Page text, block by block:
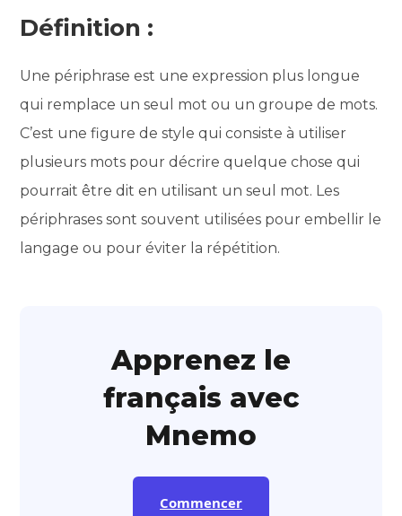
Définition :
Une périphrase est une expression plus longue
qui remplace un seul mot ou un groupe de mots.
C’est une figure de style qui consiste à utiliser
plusieurs mots pour décrire quelque chose qui
pourrait être dit en utilisant un seul mot. Les
périphrases sont souvent utilisées pour embellir le
langage ou pour éviter la répétition.
Apprenez le
français avec
Mnemo
Commencer